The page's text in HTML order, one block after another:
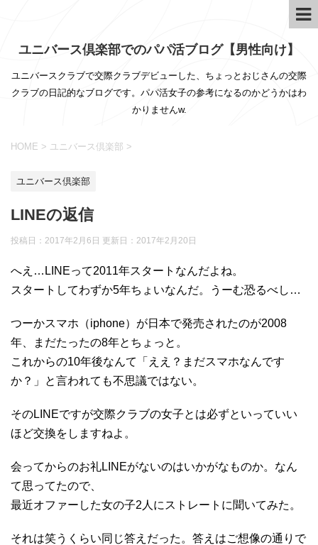
ユニバース倶楽部でのパパ活ブログ【男性向け】
ユニバースクラブで交際クラブデビューした、ちょっとおじさんの交際
クラブの日記的なブログです。パパ活女子の参考になるのかどうかはわ
かりませんw.
HOME > ユニバース倶楽部 >
ユニバース倶楽部
LINEの返信
投稿日：2017年2月6日 更新日： 2017年2月20日
へえ…LINEって2011年スタートなんだよね。
スタートしてわずか5年ちょいなんだ。うーむ恐るべし…
つーかスマホ（iphone）が日本で発売されたのが2008
年、まだたったの8年とちょっと。
これからの10年後なんて「ええ？まだスマホなんです
か？」と言われても不思議ではない。
そのLINEですが交際クラブの女子とは必ずといっていい
ほど交換をしますねよ。
会ってからのお礼LINEがないのはいかがなものか。なん
て思ってたので、
最近オファーした女の子2人にストレートに聞いてみた。
それは笑うくらい同じ答えだった。答えはご想像の通りで